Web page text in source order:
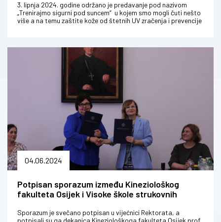
3. lipnja 2024. godine održano je predavanje pod nazivom
„Trenirajmo sigurni pod suncem“ u kojem smo mogli čuti nešto
više a na temu zaštite kože od štetnih UV zračenja i prevencije
04.06.2024
Potpisan sporazum između Kineziološkog
fakulteta Osijek i Visoke škole strukovnih
Subotice
Sporazum je svečano potpisan u vijećnici Rektorata, a